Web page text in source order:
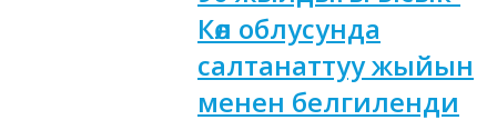
Көл облусунда
салтанаттуу жыйын
менен белгиленди